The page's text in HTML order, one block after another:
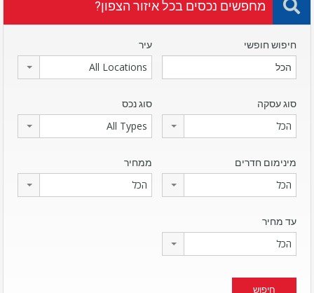
מחפשים נכסים בכל איזור הצפון?
חיפוש חופשי עיר
All Locations
סוג עסקה
הכל
סוג נכס
All Types
מינימום חדרים
הכל
ממחיר
הכל
עד מחיר
הכל